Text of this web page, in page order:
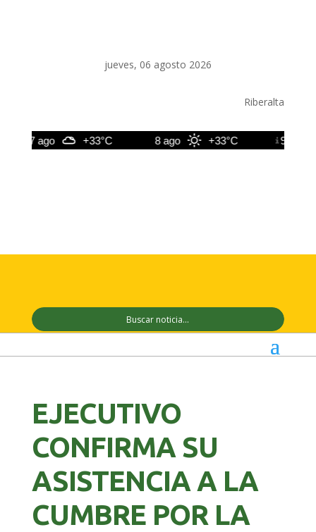
jueves, 06 agosto 2026
Riberalta
7 ago +33°C 8 ago +33°C 9 ago
EJECUTIVO
CONFIRMA SU
ASISTENCIA A LA
CUMBRE POR LA